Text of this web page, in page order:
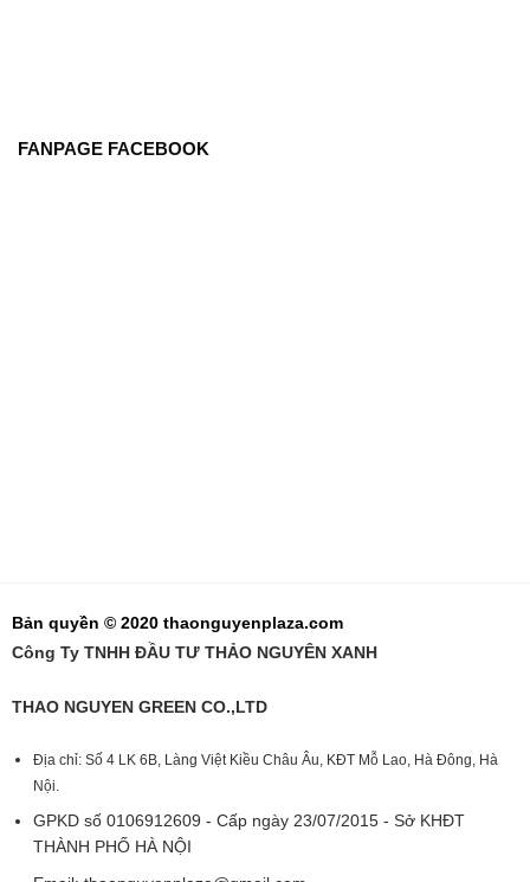
FANPAGE FACEBOOK
Bản quyền © 2020 thaonguyenplaza.com
Công Ty TNHH ĐẦU TƯ THẢO NGUYÊN XANH
THAO NGUYEN GREEN CO.,LTD
Địa chỉ: Số 4 LK 6B, Làng Việt Kiều Châu Âu, KĐT Mỗ Lao, Hà Đông, Hà
Nội.
GPKD số 0106912609 - Cấp ngày 23/07/2015 - Sở KHĐT
THÀNH PHỐ HÀ NỘI